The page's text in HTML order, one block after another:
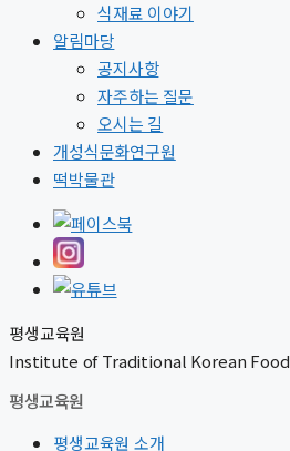
식재료 이야기
알림마당
공지사항
자주하는 질문
오시는 길
개성식문화연구원
떡박물관
평생교육원
Institute of Traditional Korean Food
평생교육원
평생교육원 소개